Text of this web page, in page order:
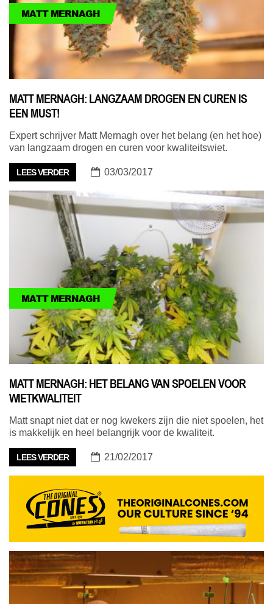
MATT MERNAGH
MATT MERNAGH: LANGZAAM DROGEN EN CUREN IS
EEN MUST!
Expert schrijver Matt Mernagh over het belang (en het hoe)
van langzaam drogen en curen voor kwaliteitswiet.
LEES VERDER 03/03/2017
MATT MERNAGH
MATT MERNAGH: HET BELANG VAN SPOELEN VOOR
WIETKWALITEIT
Matt snapt niet dat er nog kwekers zijn die niet spoelen, het
is makkelijk en heel belangrijk voor de kwaliteit.
LEES VERDER 21/02/2017